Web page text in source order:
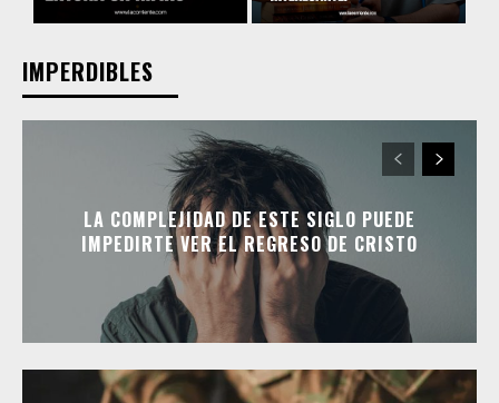
IMPERDIBLES
LA COMPLEJIDAD DE ESTE SIGLO PUEDE
IMPEDIRTE VER EL REGRESO DE CRISTO